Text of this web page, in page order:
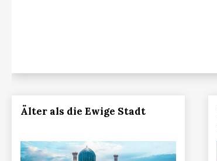
Älter als die Ewige Stadt